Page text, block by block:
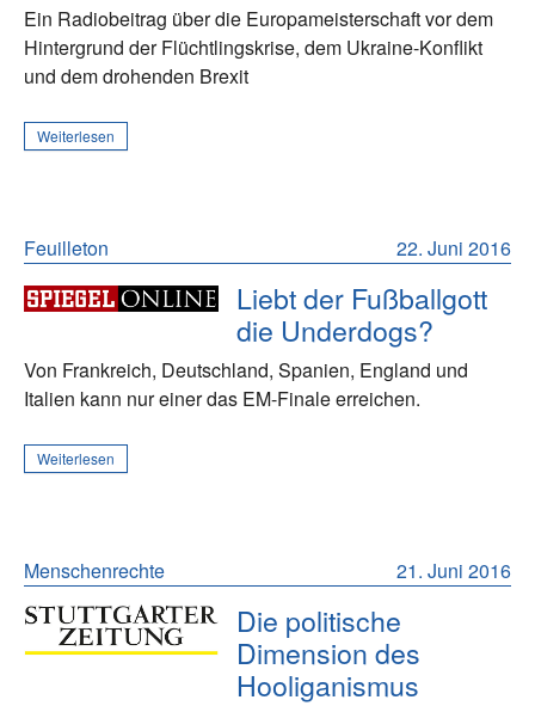
Ein Radiobeitrag über die Europameisterschaft vor dem
Hintergrund der Flüchtlingskrise, dem Ukraine-Konflikt
und dem drohenden Brexit
Weiterlesen
22. Juni 2016
Feuilleton
Liebt der Fußballgott
die Underdogs?
Von Frankreich, Deutschland, Spanien, England und
Italien kann nur einer das EM-Finale erreichen.
Weiterlesen
21. Juni 2016
Menschenrechte
Die politische
Dimension des
Hooliganismus